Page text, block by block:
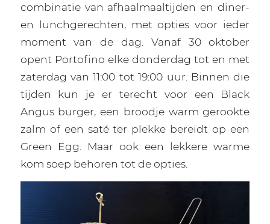
combinatie van afhaalmaaltijden en diner-
en lunchgerechten, met opties voor ieder
moment van de dag. Vanaf 30 oktober
opent Portofino elke donderdag tot en met
zaterdag van 11:00 tot 19:00 uur. Binnen die
tijden kun je er terecht voor een Black
Angus burger, een broodje warm gerookte
zalm of een saté ter plekke bereidt op een
Green Egg. Maar ook een lekkere warme
kom soep behoren tot de opties.